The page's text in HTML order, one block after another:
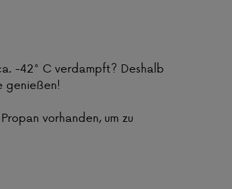
-42° C verdampft? Deshalb
genießen!
vorhanden, um zu